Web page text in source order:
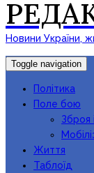
Новини України,
Toggle navigation
Політика
Поле бою
Зброя
Життя
Таблоїд